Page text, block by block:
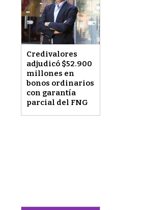
Credivalores
adjudicó $52.900
millones en
bonos ordinarios
con garantía
parcial del FNG